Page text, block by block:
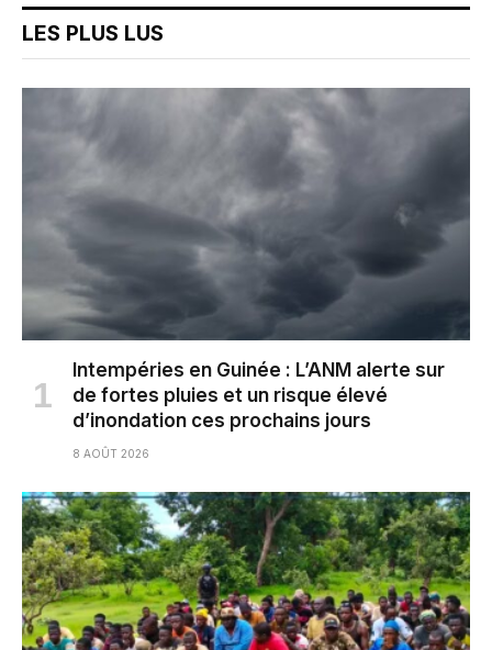
LES PLUS LUS
Intempéries en Guinée : L’ANM alerte sur
de fortes pluies et un risque élevé
d’inondation ces prochains jours
8 AOÛT 2026